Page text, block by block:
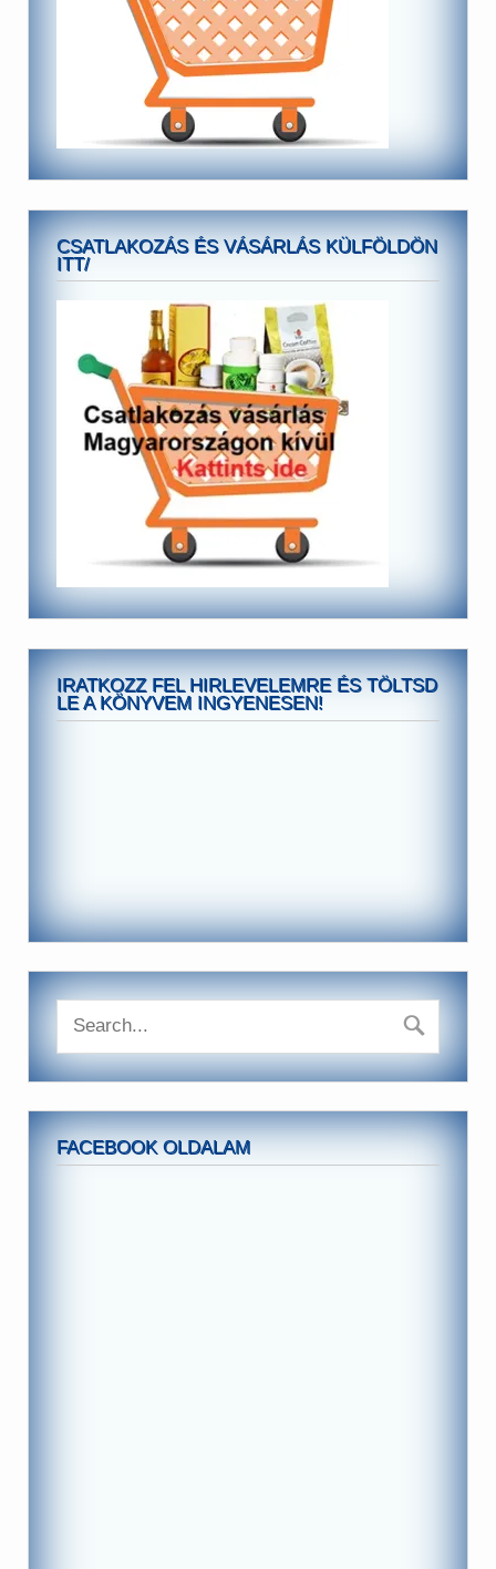
CSATLAKOZÁS ÉS VÁSÁRLÁS KÜLFÖLDÖN
ITT/
IRATKOZZ FEL HIRLEVELEMRE ÉS TÖLTSD
LE A KÖNYVEM INGYENESEN!
FACEBOOK OLDALAM